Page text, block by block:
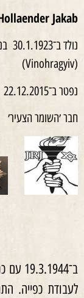
Jakab
(Vinohragyiv)
נפטר ב־22.12.2015
חבר ׳השומר הצעיר׳
לעבודת כפייה.